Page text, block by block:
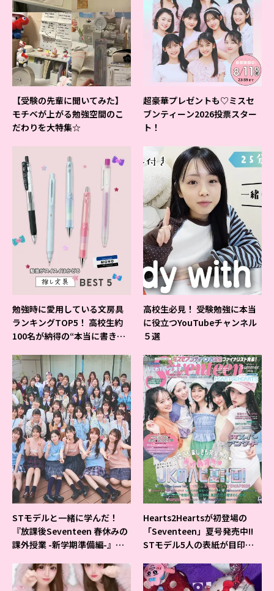
【受験の先輩に聞いてみた】
モチベが上がる勉強空間のこ
だわりを大特集☆
超豪華プレゼントも♡ミスセ
ブンティーン2026投票スター
ト！
勉強時に愛用している文房具
ランキングTOP5！ 高校生約
100名が納得の“本当に書きや
高校生必見！ 受験勉強に本当
に役立つYouTubeチャンネル
５選
STモデルと一緒に学んだ！
『放課後Seventeen 春休みの
課外授業 -新学期準備編-』イ
Hearts2Heartsが初登場の
「Seventeen」夏号発売中!!
STモデル5人の表紙が目印だ